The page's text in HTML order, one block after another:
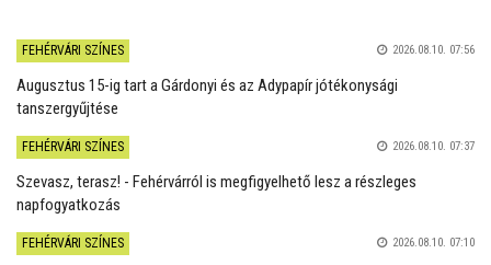
FEHÉRVÁRI SZÍNES 2026.08.10. 07:56
Augusztus 15-ig tart a Gárdonyi és az Adypapír jótékonysági
tanszergyűjtése
FEHÉRVÁRI SZÍNES 2026.08.10. 07:37
Szevasz, terasz! - Fehérvárról is megfigyelhető lesz a részleges
napfogyatkozás
FEHÉRVÁRI SZÍNES 2026.08.10. 07:10